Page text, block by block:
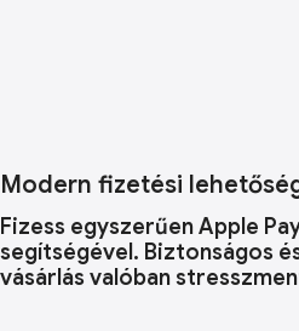
Modern fizetési
Fizess egyszerűen Apple
segítségével. Biztonságos
vásárlás valóban